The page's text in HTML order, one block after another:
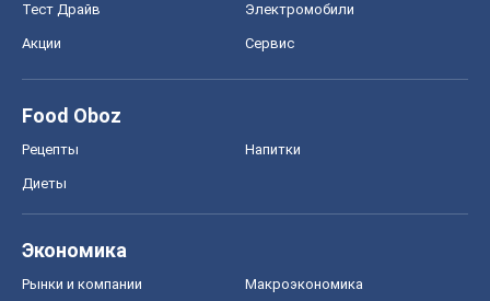
Тест Драйв Электромобили
Акции Сервис
Food Oboz
Рецепты Напитки
Диеты
Экономика
Рынки и компании Mакроэкономика